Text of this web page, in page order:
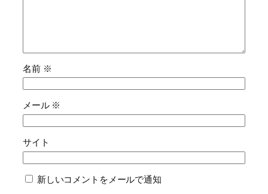
名前 ※
メール ※
サイト
新しいコメントをメールで通知